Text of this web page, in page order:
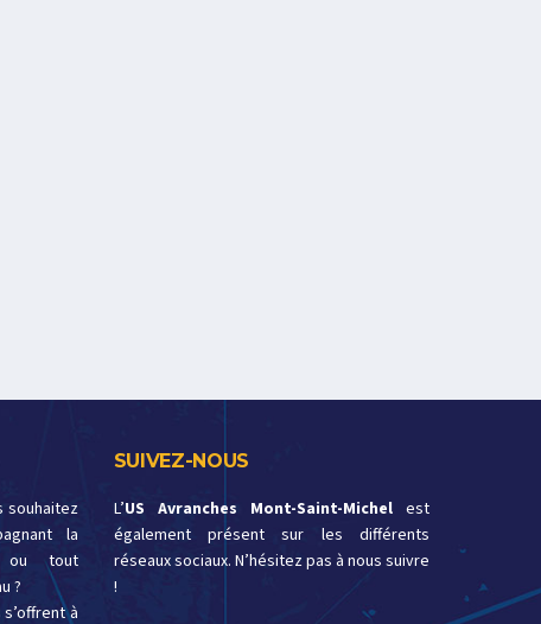
souhaitez
la
ou tout
?
à
SUIVEZ-NOUS
L’US Avranches Mont-Saint-Michelest
également présent sur les différents
réseaux sociaux. N’hésitez pas à nous suivre
!